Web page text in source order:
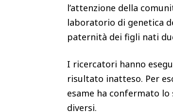
l’attenzione della
laboratorio di genetica
paternità dei figli nati
I ricercatori hanno
risultato inatteso. Per
esame ha confermato
diversi.